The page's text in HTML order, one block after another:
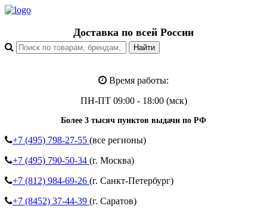
Доставка по всей России
Время работы:
ПН-ПТ 09:00 - 18:00 (мск)
Более 3 тысяч пунктов выдачи по РФ
+7 (495) 798-27-55 (все регионы)
+7 (495) 790-50-34 (г. Москва)
+7 (812) 984-69-26 (г. Санкт-Петербург)
+7 (8452) 37-44-39 (г. Саратов)